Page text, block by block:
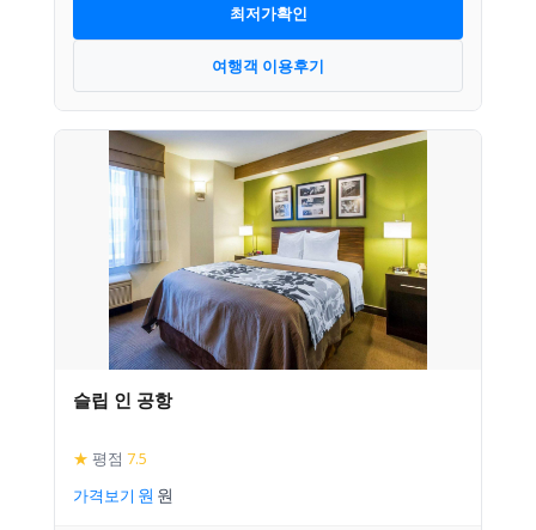
최저가확인
여행객 이용후기
슬립 인 공항
★ 평점 7.5
가격보기